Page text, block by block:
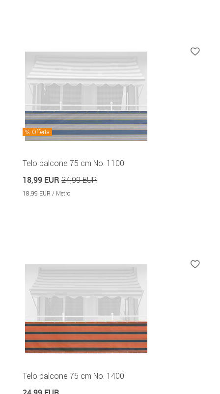
Offerta
Telo balcone 75 cm No. 1100
18,99 EUR 24,99 EUR
18,99 EUR / Metro
Telo balcone 75 cm No. 1400